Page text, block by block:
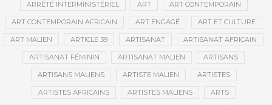
ARRÊTÉ INTERMINISTÉRIEL ART ART CONTEMPORAIN
ART CONTEMPORAIN AFRICAIN ART ENGAGÉ ART ET CULTURE
ART MALIEN ARTICLE 39 ARTISANAT ARTISANAT AFRICAIN
ARTISANAT FÉMININ ARTISANAT MALIEN ARTISANS
ARTISANS MALIENS ARTISTE MALIEN ARTISTES
ARTISTES AFRICAINS ARTISTES MALIENS ARTS